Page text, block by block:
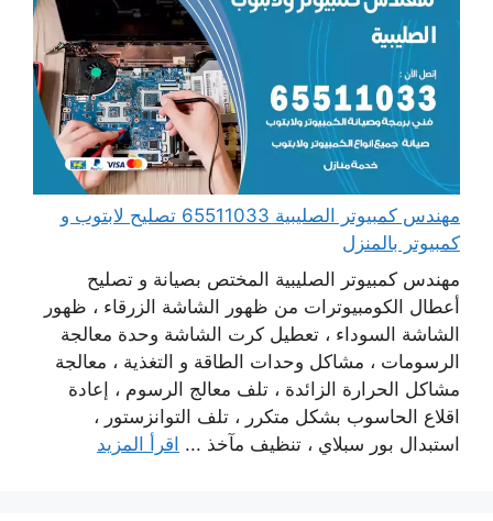
مهندس كمبيوتر الصليبية 65511033 تصليح لابتوب و
كمبيوتر بالمنزل
مهندس كمبيوتر الصليبية المختص بصيانة و تصليح
أعطال الكومبيوترات من ظهور الشاشة الزرقاء ، ظهور
الشاشة السوداء ، تعطيل كرت الشاشة وحدة معالجة
الرسومات ، مشاكل وحدات الطاقة و التغذية ، معالجة
مشاكل الحرارة الزائدة ، تلف معالج الرسوم ، إعادة
اقلاع الحاسوب بشكل متكرر ، تلف التوانزستور ،
استبدال بور سبلاي ، تنظيف مآخذ ... اقرأ المزيد